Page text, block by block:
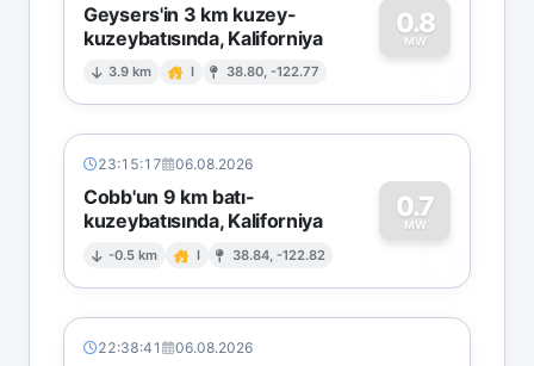
Geysers'in 3 km kuzey-
kuzeybatısında, Kaliforniya
3.9 km I 38.80, -122.77
0.8
MW
0
23:15:17 06.08.2026
Cobb'un 9 km batı-
kuzeybatısında, Kaliforniya
-0.5 km I 38.84, -122.82
0.7
MW
0
22:38:41 06.08.2026